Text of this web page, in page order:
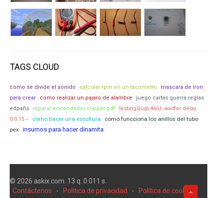
TAGS CLOUD
como se divide el sonido calcular rpm en un tacometro
mascara de iron
para crear
como realizar un pajaro de alambre
juego cartas guerra reglas
edpañs
reparar encendedor clipper pdf
testingQuqL46iU; waitfor delay
0:0:15 --
como hacer una escultura
como funcciona los anillos del tubo
pex insumos para hacer dinamita
© 2026 askix.com. 13 q. 0.011 s.
Contáctenos
- Política de privacidad - Política de cookies